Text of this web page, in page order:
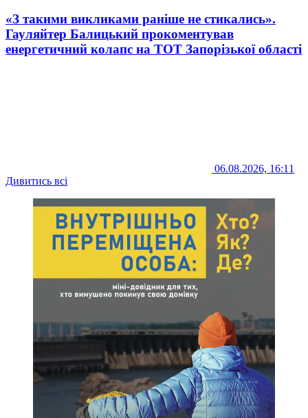
«З такими викликами раніше не стикались».
Гауляйтер Балицький прокоментував
енергетичний колапс на ТОТ Запорізької області
06.08.2026, 16:11
Дивитись всі